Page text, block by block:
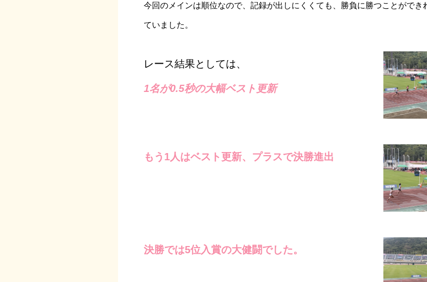
今回のメインは順位なので、記録が出しにくくても、勝負に勝つことができ
ていました。
レース結果としては、
1名が0.5秒の大幅ベスト更新
もう1人はベスト更新、プラスで決勝進出
決勝では5位入賞の大健闘でした。